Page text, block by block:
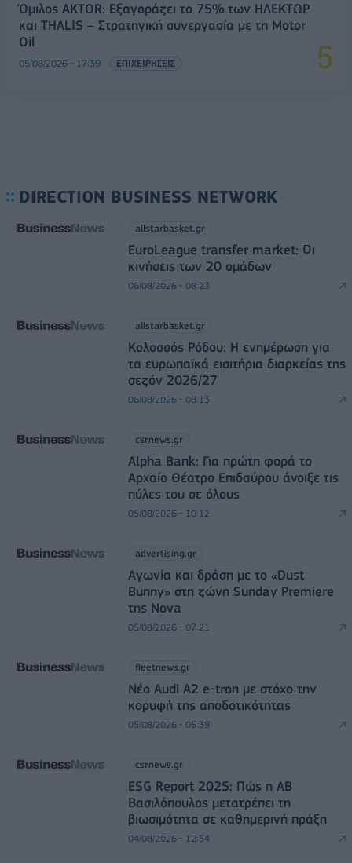
Όμιλος AKTOR: Εξαγοράζει το 75% των ΗΛΕΚΤΩΡ
και THALIS – Στρατηγική συνεργασία με τη Motor
Oil
05/08/2026 - 17:39 ΕΠΙΧΕΙΡΗΣΕΙΣ
DIRECTION BUSINESS NETWORK
allstarbasket.gr
EuroLeague transfer market: Οι
κινήσεις των 20 ομάδων
06/08/2026 - 08:23
allstarbasket.gr
Κολοσσός Ρόδου: Η ενημέρωση για
τα ευρωπαϊκά εισιτήρια διαρκείας της
σεζόν 2026/27
06/08/2026 - 08:13
csrnews.gr
Alpha Bank: Για πρώτη φορά το
Αρχαίο Θέατρο Επιδαύρου άνοιξε τις
πύλες του σε όλους
05/08/2026 - 10:12
advertising.gr
Αγωνία και δράση με το «Dust
Bunny» στη ζώνη Sunday Premiere
της Nova
05/08/2026 - 07:21
fleetnews.gr
Νέο Audi A2 e-tron με στόχο την
κορυφή της αποδοτικότητας
05/08/2026 - 05:39
csrnews.gr
ESG Report 2025: Πώς η ΑΒ
Βασιλόπουλος μετατρέπει τη
βιωσιμότητα σε καθημερινή πράξη
04/08/2026 - 12:54